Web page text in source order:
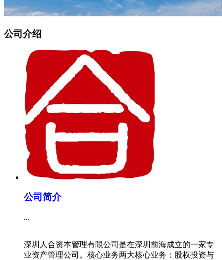
公司介绍
公司简介
...
深圳人合资本管理有限公司是在深圳前海成立的一家专
业资产管理公司。核心业务两大核心业务：股权投资与